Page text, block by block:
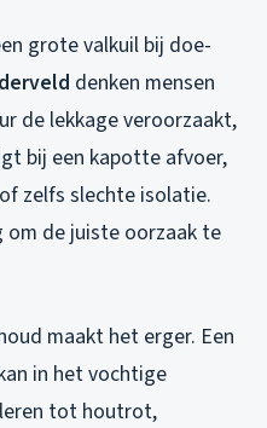
grote valkuil bij doe-
denken mensen
de lekkage veroorzaakt,
bij een kapotte afvoer,
zelfs slechte isolatie.
de juiste oorzaak te
maakt het erger. Een
in het vochtige
tot houtrot,